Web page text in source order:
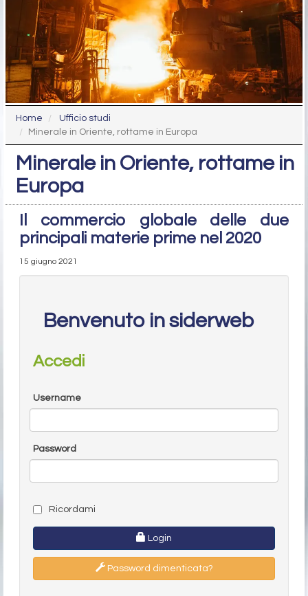
Home
Ufficio studi
Minerale in Oriente, rottame in Europa
Minerale in Oriente, rottame in
Europa
Il commercio globale delle due
principali materie prime nel 2020
15 giugno 2021
Benvenuto in siderweb
Accedi
Username
Password
Ricordami
Login
Password dimenticata?